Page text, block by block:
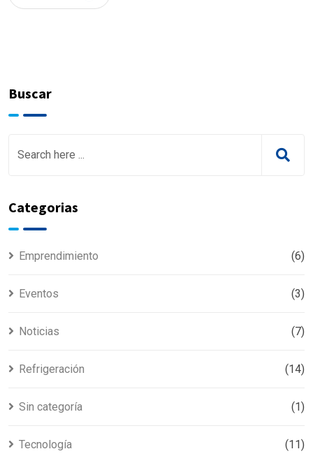
Buscar
Categorias
Emprendimiento (6)
Eventos (3)
Noticias (7)
Refrigeración (14)
Sin categoría (1)
Tecnología (11)